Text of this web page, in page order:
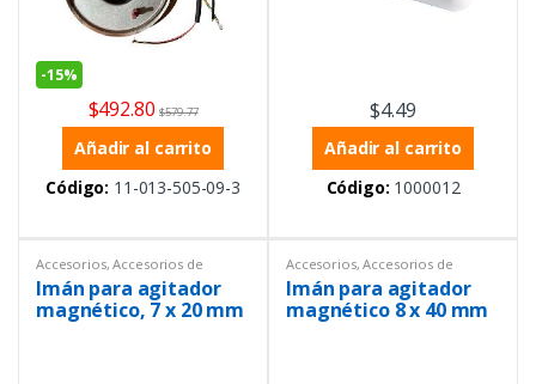
-15%
$492.80 $579.77
Añadir al carrito
Código: 11-013-505-09-3
$4.49
Añadir al carrito
Código: 1000012
Accesorios,Accesorios de
de Laboratorio ,Varios
Imán para agitador
magnético, 7 x 20 mm
Accesorios,Accesorios de
de Laboratorio ,Varios
Imán para agitador
magnético 8 x 40 mm